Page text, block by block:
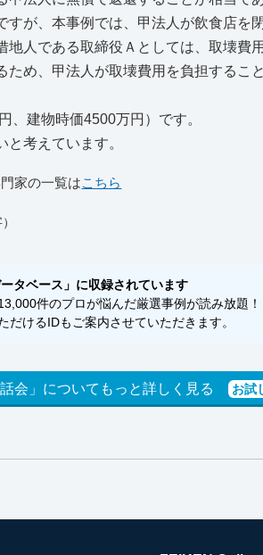
が、本事例では、甲法人が飲食店を
人である取締役Ａとしては、取壊費
め、甲法人が取壊費用を負担するこ
建物時価4500万円）です。
考えています。
家の一覧はこちら
タベース」に収録されています
件のプロが悩んだ厳選事例が読み放題
けるIDもご案内させていただきます。
会」についてもっと詳しく見る お試